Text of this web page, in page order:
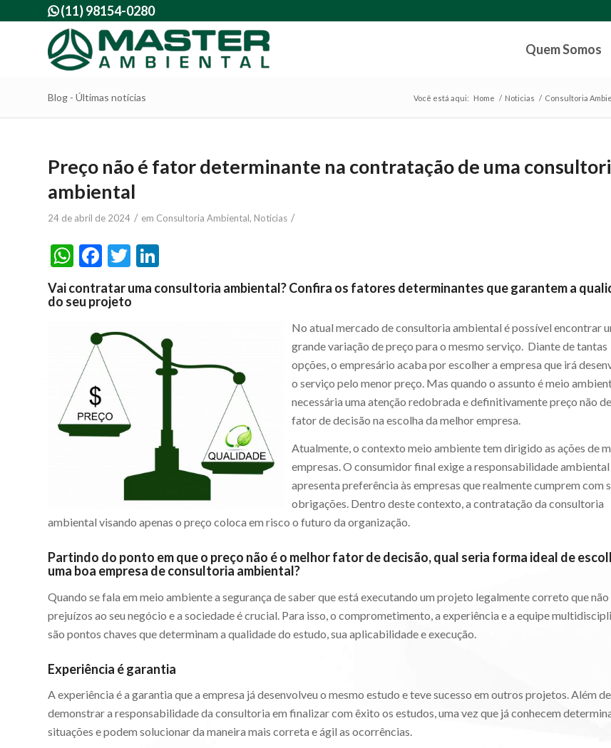
(11) 98154-0280
Quem Somos
Blog - Últimas notícias Você está aqui: Home / Noticias / Consultoria
Preço não é fator determinante na contratação de uma
ambiental
24 de abril de 2024 / em Consultoria Ambiental, Noticias /
WhatsApp
Facebook
Twitter
Vai contratar uma consultoria ambiental? Confira os fatores determinantes que garantem a
do seu projeto
No atual mercado de consultoria ambiental é possível encontrar
grande variação de preço para o mesmo serviço. Diante de tantas
opções, o empresário acaba por escolher a empresa que irá
o serviço pelo menor preço. Mas quando o assunto é meio
necessária uma atenção redobrada e definitivamente preço não
fator de decisão na escolha da melhor empresa.
Atualmente, o contexto meio ambiente tem dirigido as ações de
empresas. O consumidor final exige a responsabilidade ambiental
apresenta preferência às empresas que realmente cumprem com
obrigações. Dentro deste contexto, a contratação da consultoria
ambiental visando apenas o preço coloca em risco o futuro da organização.
Partindo do ponto em que o preço não é o melhor fator de decisão, qual seria forma ideal de
uma boa empresa de consultoria ambiental?
Quando se fala em meio ambiente a segurança de saber que está executando um projeto legalmente correto que
prejuízos ao seu negócio e a sociedade é crucial. Para isso, o comprometimento, a experiência e a equipe
são pontos chaves que determinam a qualidade do estudo, sua aplicabilidade e execução.
Experiência é garantia
A experiência é a garantia que a empresa já desenvolveu o mesmo estudo e teve sucesso em outros projetos. Além de
demonstrar a responsabilidade da consultoria em finalizar com êxito os estudos, uma vez que já conhecem
situações e podem solucionar da maneira mais correta e ágil as ocorrências.